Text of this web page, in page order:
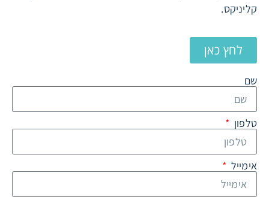
קליניקס.
לחץ כאן
שם
טלפון
אימייל